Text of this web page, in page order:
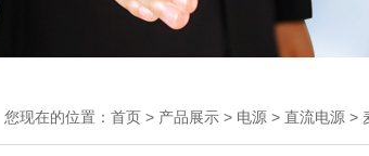
您现在的位置： 首页 > 产品展示 > 电源 > 直流电源 >